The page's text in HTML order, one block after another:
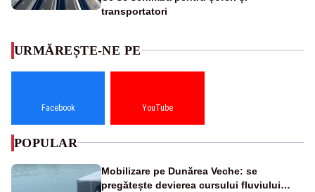
transportatori
URMĂREȘTE-NE PE
Facebook YouTube
POPULAR
Mobilizare pe Dunărea Veche: se
pregătește devierea cursului fluviului